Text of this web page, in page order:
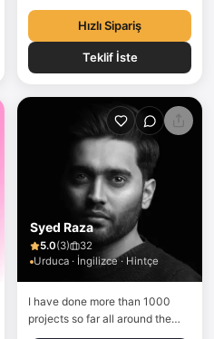
Hızlı Sipariş
Teklif İste
Syed Raza
5.0(3)
32
Urduca · İngilizce · Hintçe
I have done more than 1000
projects so far all around the
world and doing this